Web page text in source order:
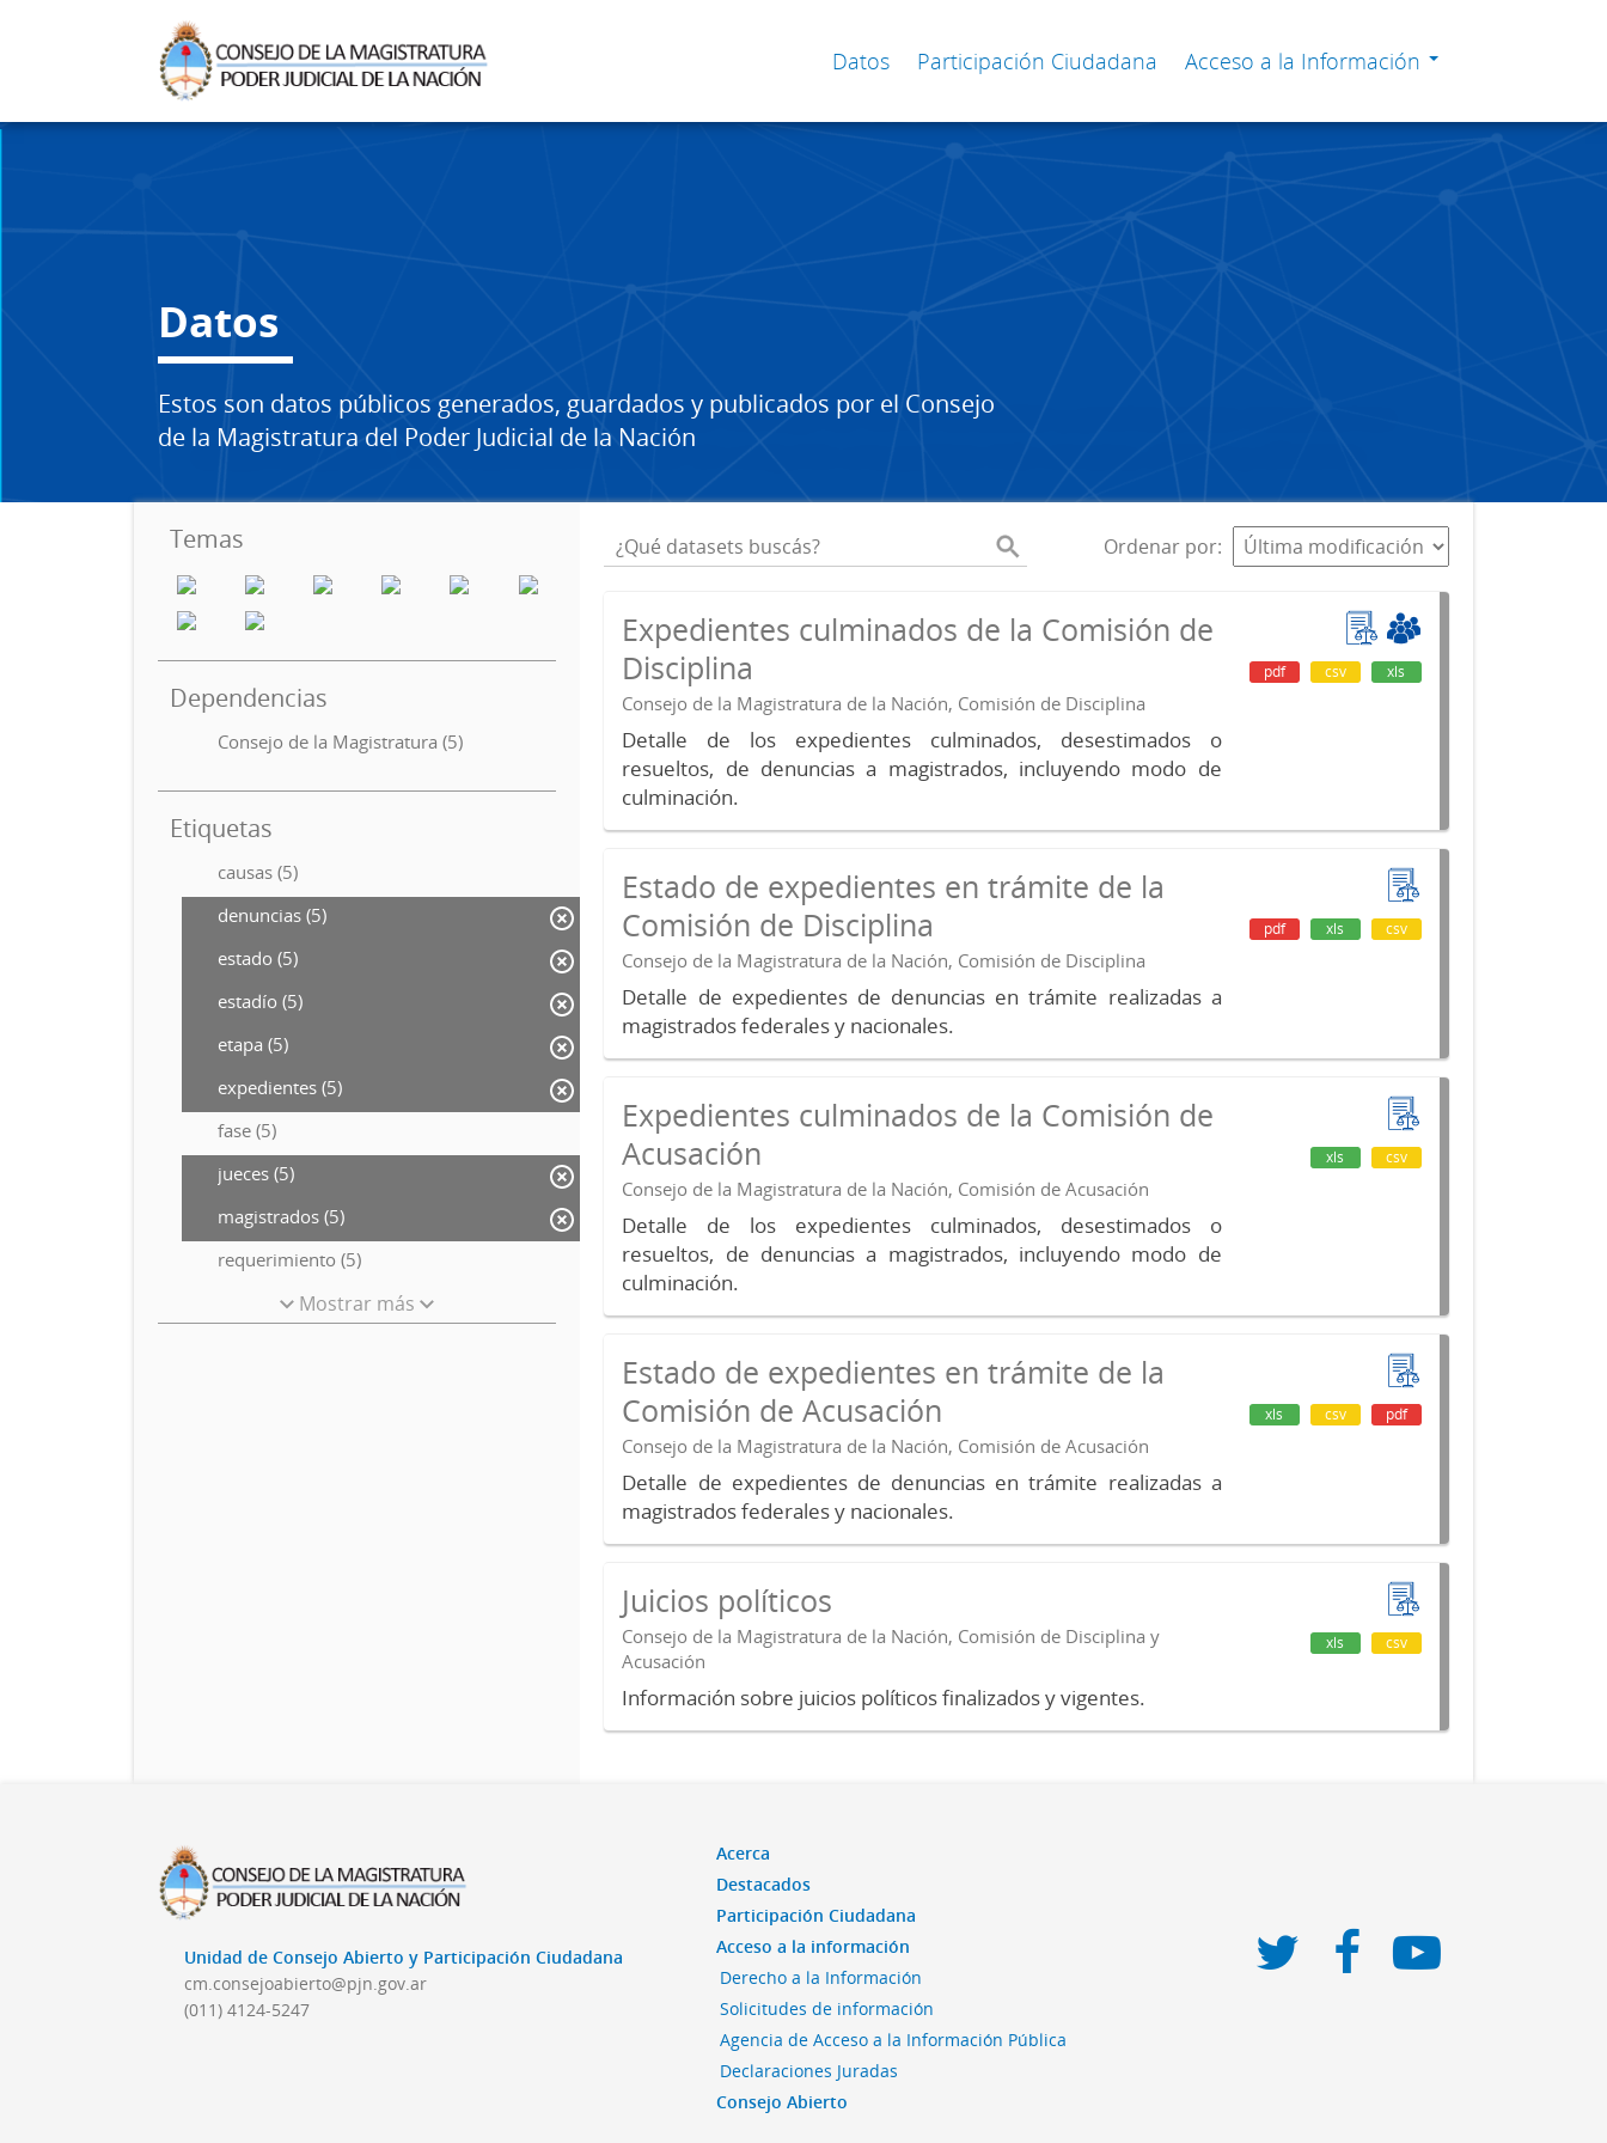
Datos Participación Ciudadana Acceso a la Información
Datos
Estos son datos públicos generados, guardados y publicados por el Consejo
de la Magistratura del Poder Judicial de la Nación
Temas
Dependencias
Consejo de la Magistratura (5)
Etiquetas
causas (5)
denuncias (5)
estado (5)
estadío (5)
etapa (5)
expedientes (5)
fase (5)
jueces (5)
magistrados (5)
requerimiento (5)
Mostrar más
Ordenar por
Expedientes culminados de la Comisión de
Disciplina
Consejo de la Magistratura de la Nación, Comisión de Disciplina
Detalle de los expedientes culminados, desestimados o
resueltos, de denuncias a magistrados, incluyendo modo de
culminación.
pdf csv xls
Estado de expedientes en trámite de la
Comisión de Disciplina
Consejo de la Magistratura de la Nación, Comisión de Disciplina
Detalle de expedientes de denuncias en trámite realizadas a
magistrados federales y nacionales.
pdf xls csv
Expedientes culminados de la Comisión de
Acusación
Consejo de la Magistratura de la Nación, Comisión de Acusación
Detalle de los expedientes culminados, desestimados o
resueltos, de denuncias a magistrados, incluyendo modo de
culminación.
xls csv
Estado de expedientes en trámite de la
Comisión de Acusación
Consejo de la Magistratura de la Nación, Comisión de Acusación
Detalle de expedientes de denuncias en trámite realizadas a
magistrados federales y nacionales.
xls csv pdf
Juicios políticos
Consejo de la Magistratura de la Nación, Comisión de Disciplina y
Acusación
Información sobre juicios políticos finalizados y vigentes.
xls csv
Unidad de Consejo Abierto y Participación Ciudadana
cm.consejoabierto@pjn.gov.ar
(011) 4124-5247
Acerca
Destacados
Participación Ciudadana
Acceso a la información
Derecho a la Información
Solicitudes de información
Agencia de Acceso a la Información Pública
Declaraciones Juradas
Consejo Abierto